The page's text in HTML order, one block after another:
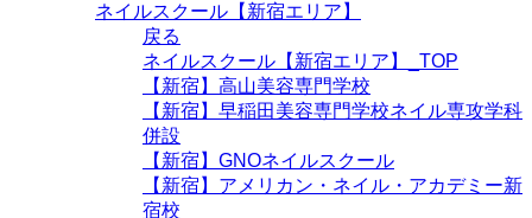
ネイルスクール【新宿エリア】
戻る
ネイルスクール【新宿エリア】_TOP
【新宿】高山美容専門学校
【新宿】早稲田美容専門学校ネイル専攻学科
併設
【新宿】GNOネイルスクール
【新宿】アメリカン・ネイル・アカデミー新
宿校